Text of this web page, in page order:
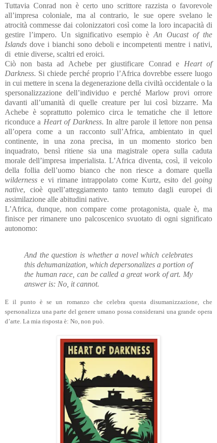
Tuttavia Conrad non è certo uno scrittore razzista o favorevole
all’impresa coloniale, ma al contrario, le sue opere svelano le
atrocità commesse dai colonizzatori così come la loro incapacità di
gestire l’impero. Un significativo esempio èAn Oucast of the
Islands dove i bianchi sono deboli e incompetenti mentre i nativi,
di etnie diverse, scaltri ed eroici.
Ciò non basta ad Achebe per giustificare Conrad e Heart of
Darkness. Si chiede perché proprio l’Africa dovrebbe essere luogo
in cui mettere in scena la degenerazione della civiltà occidentale o la
spersonalizzazione dell’individuo e perché Marlow provi orrore
davanti all’umanità di quelle creature per lui così bizzarre. Ma
Achebe è soprattutto polemico circa le tematiche che il lettore
riconduce a Heart of Darkness. In altre parole il lettore non pensa
all’opera come a un racconto sull’Africa, ambientato in quel
continente, in una zona precisa, in un momento storico ben
inquadrato, bensì ritiene sia una magistrale opera sulla caduta
morale dell’impresa imperialista. L’Africa diventa, così, il veicolo
della follia dell’uomo bianco che non riesce a domare quella
wilderness e vi rimane intrappolato come Kurtz, esito del going
native, cioè quell’atteggiamento tanto temuto dagli europei di
assimilazione alle abitudini native.
L’Africa, dunque, non compare come protagonista, quale è, ma
finisce per rimanere uno palcoscenico svuotato di ogni significato
autonomo:
And the question is whether a novel which celebrates
this dehumanization, which depersonalizes a portion of
the human race, can be called a great work of art. My
answer is: No, it cannot.
E il punto è se un romanzo che celebra questa disumanizzazione, che
spersonalizza una parte del genere umano possa considerarsi una grande opera
d’arte. La mia risposta è: No, non può.